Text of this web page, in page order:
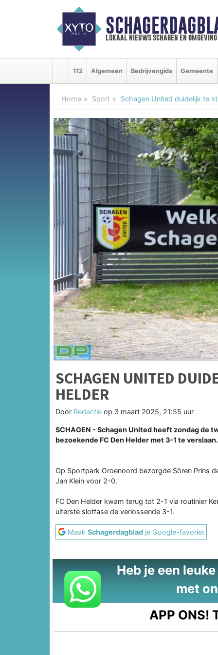
lokaal nieuws schagen en omgeving
112 Algemeen Bedrijvengids Gemeente
Home Sport Schagen United duidelijk te
SCHAGEN UNITED
HELDER
Door Redactie op 3 maart 2025, 21:55 uur
SCHAGEN - Schagen United heeft zondag de
bezoekende FC Den Helder met 3-1 te verslaan.
Op Sportpark Groenoord bezorgde Sören Prins
Jan Klein voor 2-0.
FC Den Helder kwam terug tot 2-1 via routinier
uiterste slotfase de verlossende 3-1.
Maak Schagerdagblad je Google-favoriet
Heb je een
met
APP ONS!